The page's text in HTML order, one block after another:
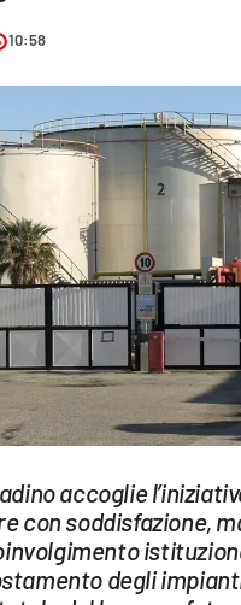
LAVORO
10:58
accoglie
con soddisfazione,
degli